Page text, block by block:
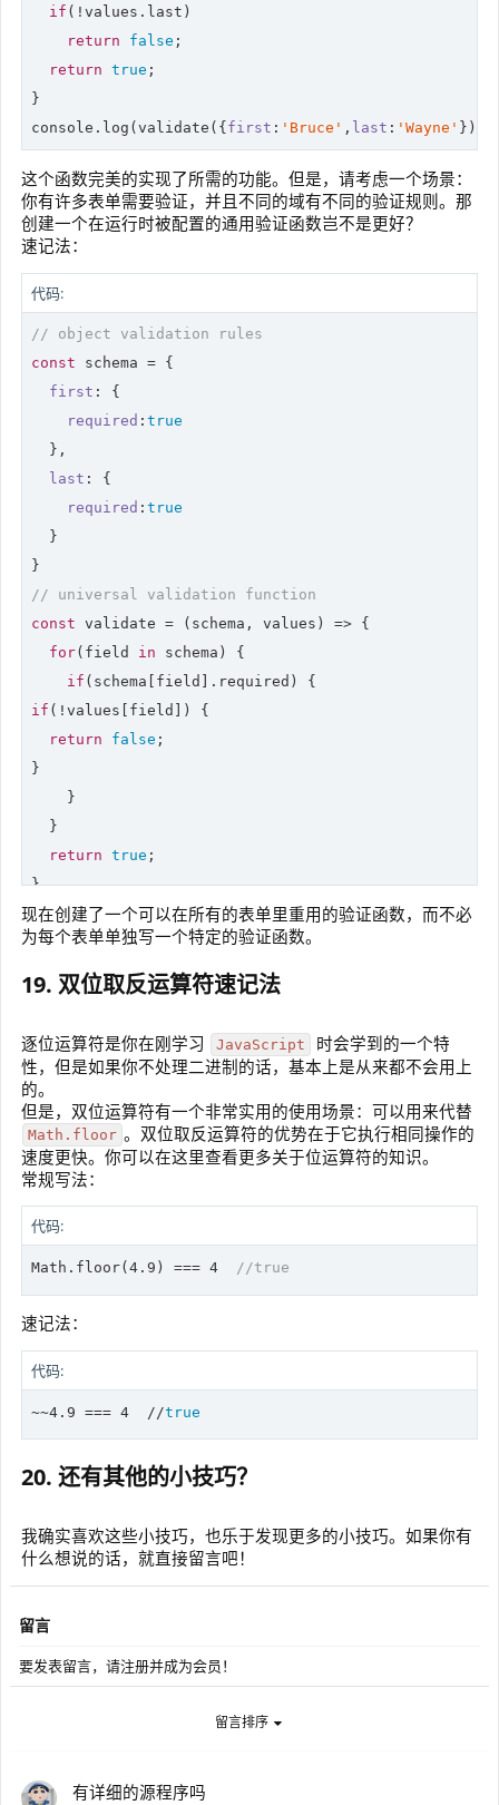
if (!values.last)
return
false ;
return true ;
console .log(validate({first : 'Bruce' , last : 'Wayne'
这个函数完美的实现了所需的功能。但是，请考虑一个场景：
你有许多表单需要验证，并且不同的域有不同的验证规则。那
创建一个在运行时被配置的通用验证函数岂不是更好？
速记法：
代码:
// object validation rules
const schema = {
first : {
required : true
  },
last : {
required : true
  }
// universal validation function
const validate = ( schema, values ) => {
for(field in schema) {
if
if (!values[field]) {
return
false ;
}
    }
  }
return true ;
console.log(validate(schema, {first:'Bruce' })); //
console.log(validate(schema, {first
现在创建了一个可以在所有的表单里重用的验证函数，而不必
为每个表单单独写一个特定的验证函数。
19. 双位取反运算符速记法
逐位运算符是你在刚学习 JavaScript
时会学到的一个特
性，但是如果你不处理二进制的话，基本上是从来都不会用上
的。
但是，双位运算符有一个非常实用的使用场景：可以用来代替
Math.floor 。双位取反运算符的优势在于它执行相同操作的
速度更快。你可以在这里查看更多关于位运算符的知识。
常规写法：
代码:
Math. floor( 4.9 ) === 4 //true
速记法：
代码:
~~4.9 === 4  //true
20. 还有其他的小技巧？
我确实喜欢这些小技巧，也乐于发现更多的小技巧。如果你有
什么想说的话，就直接留言吧！
留言
要发表留言，请注册并成为会员！
留言排序
有详细的源程序吗